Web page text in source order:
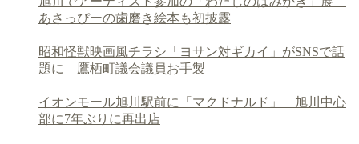
あさっぴーの歯磨き絵本も初披露
昭和怪獣映画風チラシ「ヨサン対ギカイ」がSNSで話
題に 鷹栖町議会議員お手製
イオンモール旭川駅前に「マクドナルド」 旭川中心
部に7年ぶりに再出店